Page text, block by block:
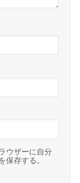
ウザーに自分
保存する。